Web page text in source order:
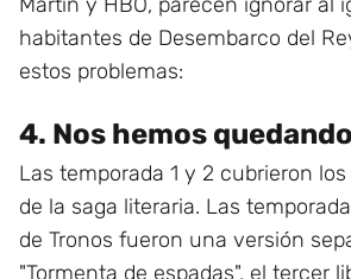
habitantes de Desembarco del
estos problemas:
4. Nos hemos
Las temporada 1 y 2 cubrieron
de la saga literaria. Las
de Tronos fueron una versión
"Tormenta de espadas", el tercer